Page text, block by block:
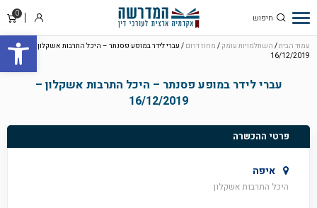
פתח
0
סל
התחבר
עמוד הבית/ השתלמויות עומק / מחוז דרום / עברי לידר במופע פסנתר – היכל התרבות אשקלון –
16/12/2019
עברי לידר במופע פסנתר – היכל התרבות אשקלון –
16/12/2019
פרטי ההכשרה
איפה
היכל התרבות אשקלון